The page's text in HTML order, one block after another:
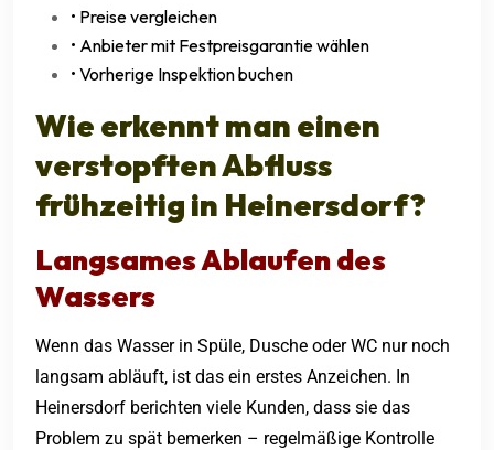
• Preise vergleichen
• Anbieter mit Festpreisgarantie wählen
• Vorherige Inspektion buchen
Wie erkennt man einen
verstopften Abfluss
frühzeitig in Heinersdorf?
Langsames Ablaufen des
Wassers
Wenn das Wasser in Spüle, Dusche oder WC nur noch
langsam abläuft, ist das ein erstes Anzeichen. In
Heinersdorf berichten viele Kunden, dass sie das
Problem zu spät bemerken – regelmäßige Kontrolle